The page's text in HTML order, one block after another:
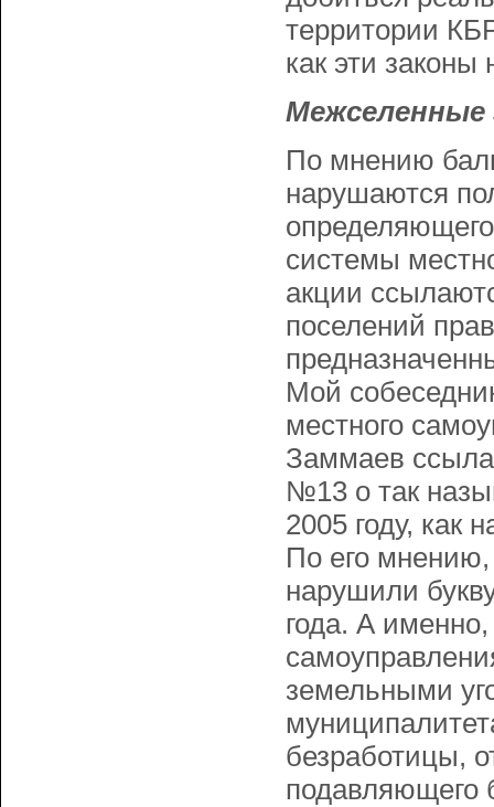
территории
как эти
Межселенные
По мнению
нарушаются
системы
акции
поселений
Мой
местного
Заммаев
№13 о так
2005 году, как
По его
нарушили
года. А
земельными
безработицы,
подавляющего